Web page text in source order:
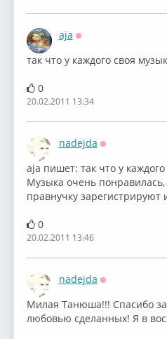
aja
так что у каждого своя
0
20.02.2011 13:34
nadejda
aja пишет: так что у
Музыка очень
правнучку
0
20.02.2011 13:46
nadejda
Милая Танюша!!! Спасибо за
любовью сделанных! Я в